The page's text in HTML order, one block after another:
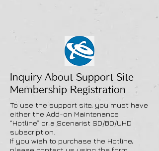
Inquiry About Support Site
Membership Registration
To use the support site, you must have
either the Add-on Maintenance
“Hotline” or a Scenarist SD/BD/UHD
subscription.
If you wish to purchase the Hotline,